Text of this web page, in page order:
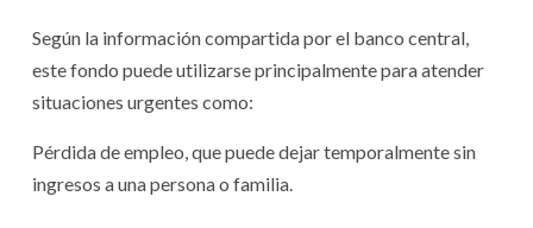
Según la información compartida por el banco central,
este fondo puede utilizarse principalmente para atender
situaciones urgentes como:
Pérdida de empleo, que puede dejar temporalmente sin
ingresos a una persona o familia.